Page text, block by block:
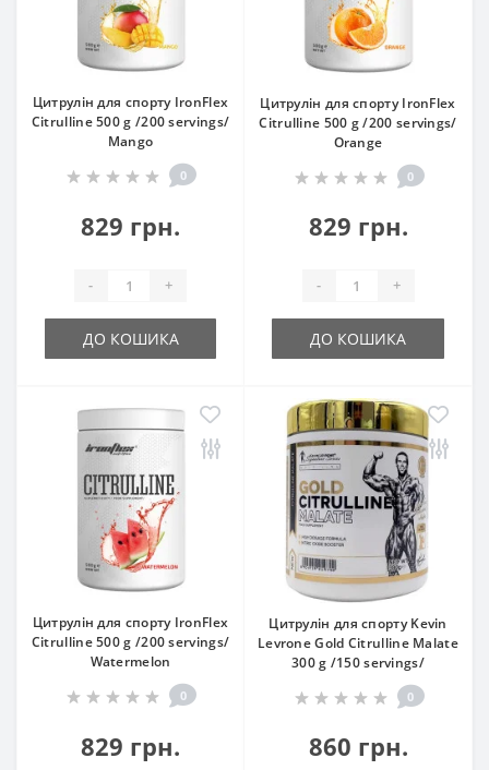
Цитрулін для спорту IronFlex
Citrulline 500 g /200 servings/
Mango
0
829 грн.
- +
ДО КОШИКА
Цитрулін для спорту IronFlex
Citrulline 500 g /200 servings/
Orange
0
829 грн.
- +
ДО КОШИКА
Цитрулін для спорту IronFlex
Citrulline 500 g /200 servings/
Watermelon
0
829 грн.
Цитрулін для спорту Kevin
Levrone Gold Citrulline Malate
300 g /150 servings/
0
860 грн.